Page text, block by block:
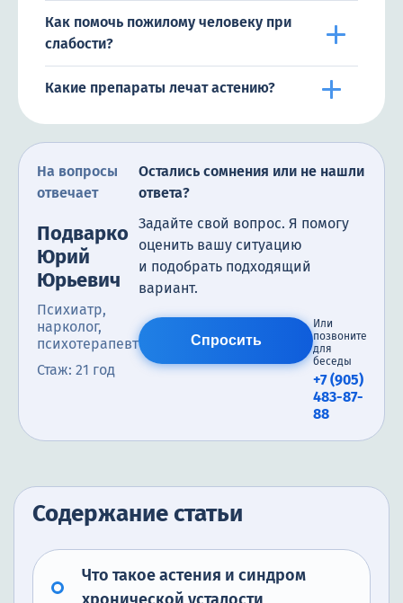
Как помочь пожилому человеку при
слабости?
Какие препараты лечат астению?
На вопросы
отвечает
Подварко
Юрий
Юрьевич
Психиатр,
нарколог,
психотерапевт
Стаж: 21 год
Остались сомнения или не нашли
ответа?
Задайте свой вопрос. Я помогу
оценить вашу ситуацию
и подобрать подходящий
вариант.
Спросить
Или
позвоните
для
беседы
+7 (905)
483-87-
88
Содержание статьи
Что такое астения и синдром